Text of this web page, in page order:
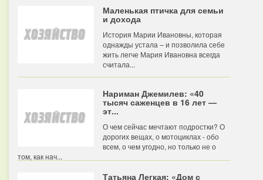
Маленькая птичка для семьи
и дохода
История Марии Ивановны, которая
однажды устала – и позволила себе
жить легче Мария Ивановна всегда
считала...
Нариман Джемилев: «40
тысяч саженцев в 16 лет —
эт...
О чем сейчас мечтают подростки? О
дорогих вещах, о мотоциклах - обо
всем, о чем угодно, но только не о
том, как нач...
Татьяна Легкая: «Дом с